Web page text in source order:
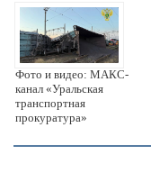
Фото и видео: МАКС-
канал «Уральская
транспортная
прокуратура»